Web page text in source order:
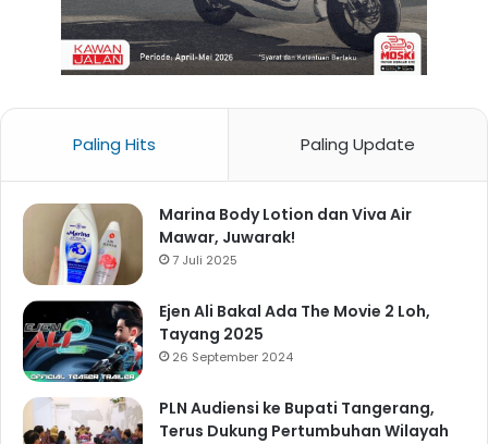
Paling Hits Paling Update
Marina Body Lotion dan Viva Air
Mawar, Juwarak!
7 Juli 2025
Ejen Ali Bakal Ada The Movie 2 Loh,
Tayang 2025
26 September 2024
PLN Audiensi ke Bupati Tangerang,
Terus Dukung Pertumbuhan Wilayah